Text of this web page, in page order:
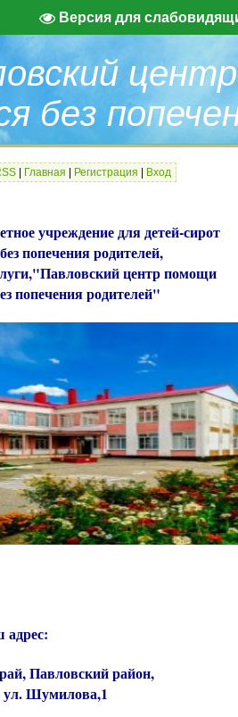
Версия для
без
Главная Регистрация Вход
учреждениедля детей-сирот
попечения родителей,
"Павловский центр помощи
попечения родителей"
Павловский район,
ул. Шумилова,1